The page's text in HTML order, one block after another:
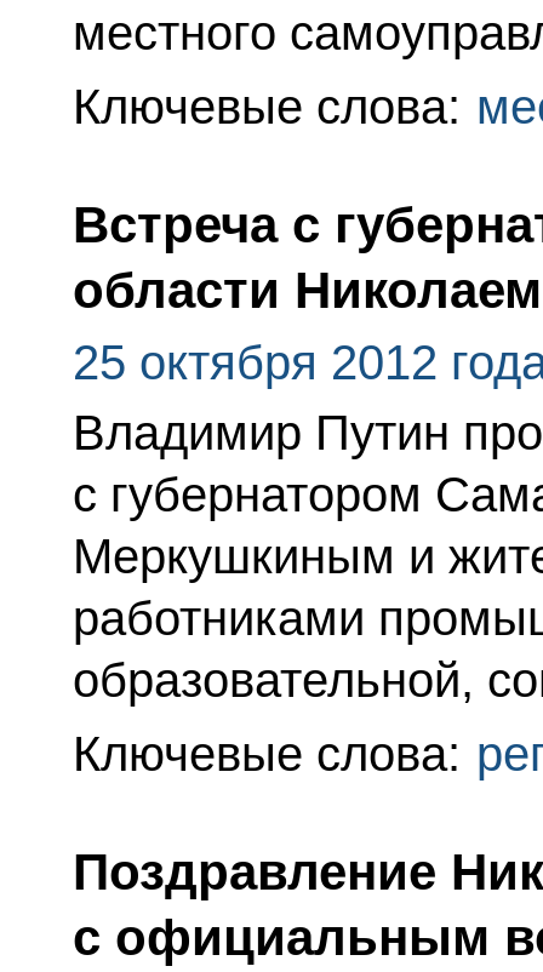
местного
Ключевые слова:
Встреча с
области
25 октября 2012
Владимир Путин
с губернатором
Меркушкиным и
работниками
образовательной,
Ключевые слова:
Поздравление
с официальным